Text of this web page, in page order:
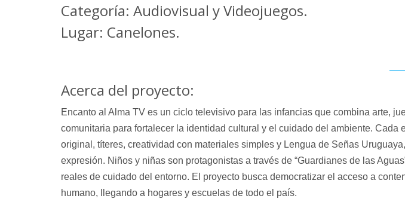
Categoría: Audiovisual y Videojuegos.
Lugar: Canelones.
Acerca del proyecto:
Encanto al Alma TV es un ciclo televisivo para las infancias que combina arte,
comunitaria para fortalecer la identidad cultural y el cuidado del ambiente. Cada
original, títeres, creatividad con materiales simples y Lengua de Señas
expresión. Niños y niñas son protagonistas a través de “Guardianes de las
reales de cuidado del entorno. El proyecto busca democratizar el acceso a
humano, llegando a hogares y escuelas de todo el país.